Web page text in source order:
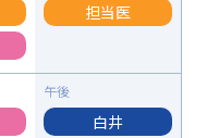
担当医
白井